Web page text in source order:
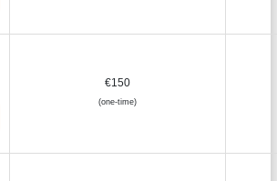
€150
(one-time)